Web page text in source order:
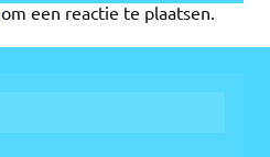
om een reactie te plaatsen.